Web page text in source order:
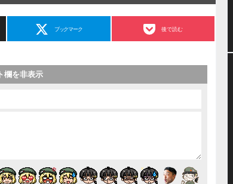
ブックマーク 後で読む
欄を非表示